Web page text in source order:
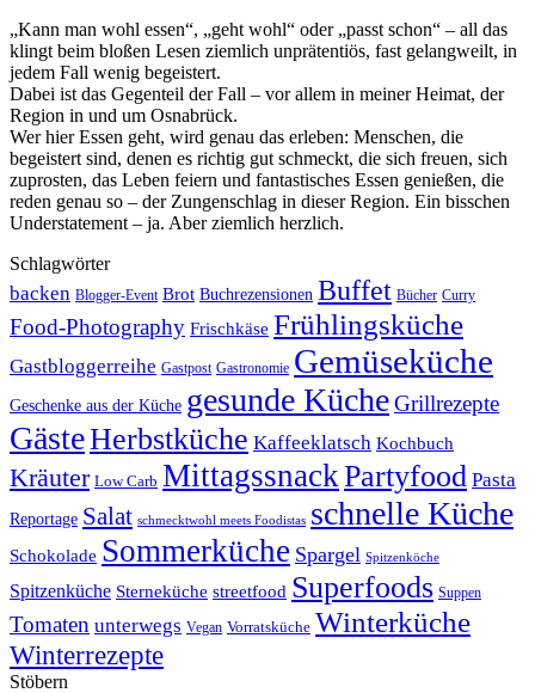
„Kann man wohl essen“, „geht wohl“ oder „passt schon“ – all das
klingt beim bloßen Lesen ziemlich unprätentiös, fast gelangweilt, in
jedem Fall wenig begeistert.
Dabei ist das Gegenteil der Fall – vor allem in meiner Heimat, der
Region in und um Osnabrück.
Wer hier Essen geht, wird genau das erleben: Menschen, die
begeistert sind, denen es richtig gut schmeckt, die sich freuen, sich
zuprosten, das Leben feiern und fantastisches Essen genießen, die
reden genau so – der Zungenschlag in dieser Region. Ein bisschen
Understatement – ja. Aber ziemlich herzlich.
Schlagwörter
backen Blogger-Event Brot Buchrezensionen Buffet Bücher Curry
Food-Photography Frischkäse Frühlingsküche
Gastbloggerreihe Gastpost Gastronomie Gemüseküche
Geschenke aus der Küche gesunde KücheGrillrezepte
GästeHerbstküche Kaffeeklatsch Kochbuch
Kräuter Low Carb MittagssnackPartyfood Pasta
Reportage Salat schmecktwohl meets Foodistas schnelle Küche
Schokolade Sommerküche Spargel Spitzenköche
Spitzenküche Sterneküche streetfood Superfoods Suppen
Tomaten unterwegs Vegan Vorratsküche Winterküche
Winterrezepte
Stöbern